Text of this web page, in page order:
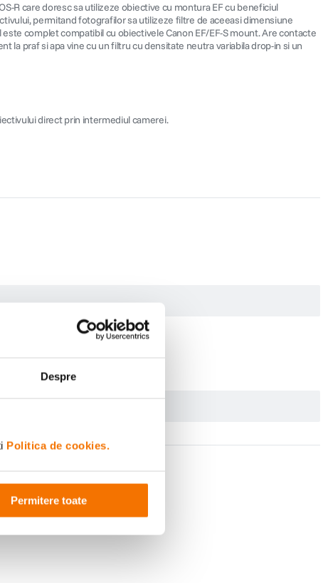
Despre
Politica de cookies.
Permitere toate
R care doresc sa utilizeze obiective cu montura EF cu beneficiul
permitand fotografilor sa utilizeze filtre de aceeasi dimensiune
complet compatibil cu obiectivele Canon EF/EF-S mount. Are contacte
la praf si apa vine cu un filtru cu densitate neutra variabila drop-in si un
direct prin intermediul camerei.